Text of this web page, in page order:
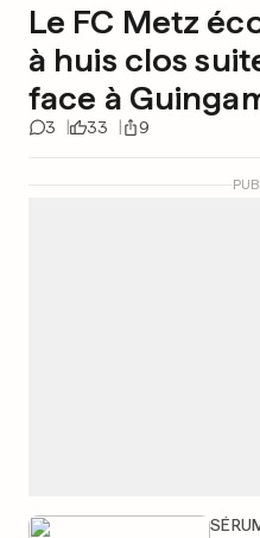
Le FC Metz
à huis clos
face à
3 33 9